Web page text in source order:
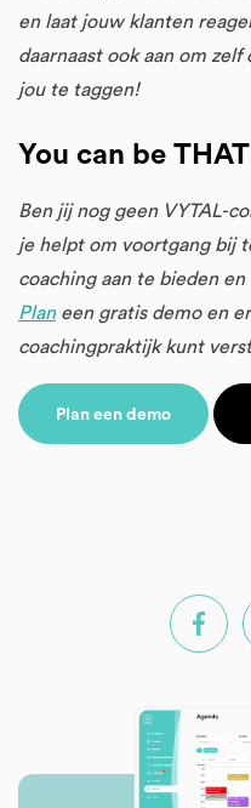
en laat jouw klanten
daarnaast ook aan om
jou te taggen!
You can be
Ben jij nog geen VYTAL-
je helpt om voortgang bij
coaching aan te bieden
Planeen gratis demo en
coachingpraktijk kunt
Plan een demo